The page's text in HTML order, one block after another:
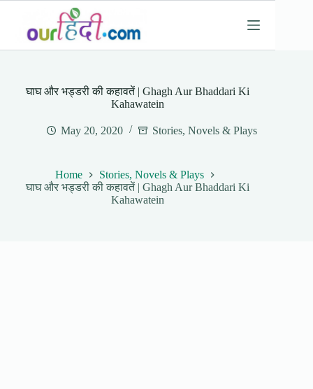
content
घाघ और भड्डरी की कहावतें | Ghagh Aur Bhaddari Ki
Kahawatein
May 20, 2020 Stories, Novels & Plays
Home
Stories, Novels & Plays
घाघ और भड्डरी की कहावतें | Ghagh Aur Bhaddari Ki
Kahawatein